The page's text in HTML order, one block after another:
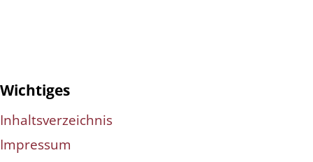
Wichtiges
Inhaltsverzeichnis
Impressum